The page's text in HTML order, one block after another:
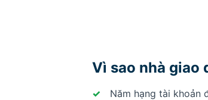
Vì sao nhà giao
Năm hạng tài khoản